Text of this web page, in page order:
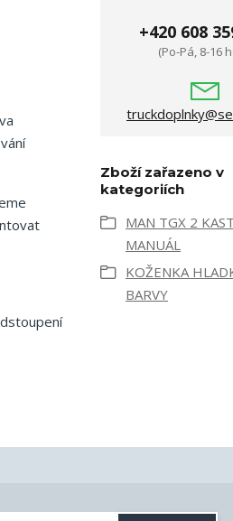
+420 608
(Po-Pá, 8-16
Zboží zařazeno v
kategoriích
MAN TGX 2
MANUÁL
KOŽENKA
BARVY